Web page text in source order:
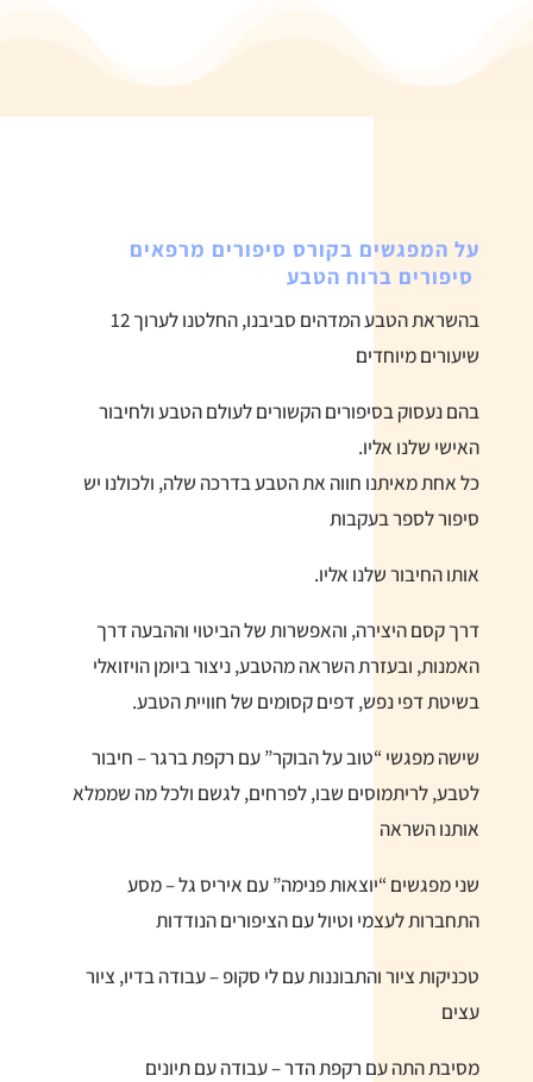
על המפגשים בקורס סיפורים מרפאים
סיפורים ברוח הטבע
בהשראת הטבע המדהים סביבנו, החלטנו לערוך 12
שיעורים מיוחדים
בהם נעסוק בסיפורים הקשורים לעולם הטבע ולחיבור
האישי שלנו אליו.
כל אחת מאיתנו חווה את הטבע בדרכה שלה, ולכולנו יש
סיפור לספר בעקבות
אותו החיבור שלנו אליו.
דרך קסם היצירה, והאפשרות של הביטוי וההבעה דרך
האמנות, ובעזרת השראה מהטבע, ניצור ביומן הויזואלי
בשיטת דפי נפש, דפים קסומים של חוויית הטבע.
שישה מפגשי “טוב על הבוקר” עם רקפת ברגר – חיבור
לטבע, לריתמוסים שבו, לפרחים, לגשם ולכל מה שממלא
אותנו השראה
שני מפגשים “יוצאות פנימה” עם איריס גל – מסע
התחברות לעצמי וטיול עם הציפורים הנודדות
טכניקות ציור והתבוננות עם לי סקופ – עבודה בדיו, ציור
עצים
מסיבת התה עם רקפת הדר – עבודה עם תיונים